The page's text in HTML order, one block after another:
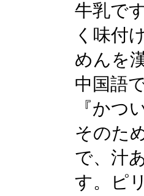
牛乳で
く味付
めんを
中国語
『かつ
そのた
で、汁
す。ピ